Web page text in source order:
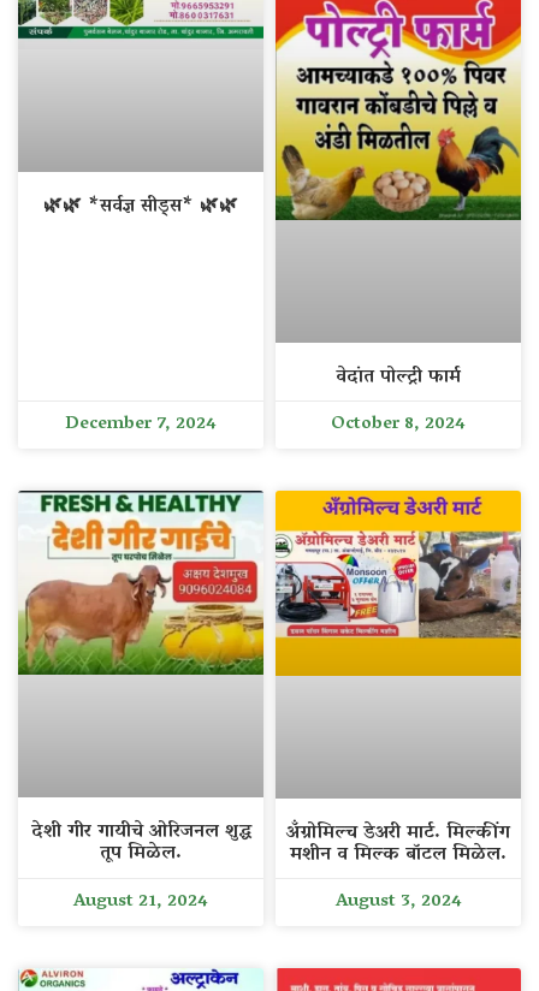
🌿🌿 *सर्वज्ञ सीड्स* 🌿🌿
December 7, 2024
वेदांत पोल्ट्री फार्म
October 8, 2024
देशी गीर गायीचे ओरिजनल शुद्ध
तूप मिळेल.
August 21, 2024
अँग्रोमिल्च डेअरी मार्ट. मिल्कींग
मशीन व मिल्क बॉटल मिळेल.
August 3, 2024